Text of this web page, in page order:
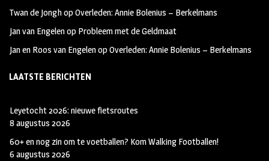
Twan de JonghopOverleden: Annie Bolenius – Berkelmans
Jan van Engelenop Probleem met de Geldmaat
Jan en Roos van EngelenopOverleden: Annie Bolenius – Berkelmans
LAATSTE BERICHTEN
Leyetocht 2026: nieuwe fietsroutes
8 augustus 2026
60+ en nog zin om te voetballen? Kom Walking Footballen!
6 augustus 2026